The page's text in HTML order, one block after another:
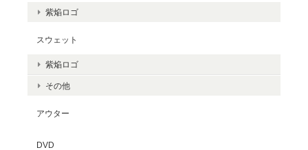
紫焔ロゴ
スウェット
紫焔ロゴ
その他
アウター
DVD